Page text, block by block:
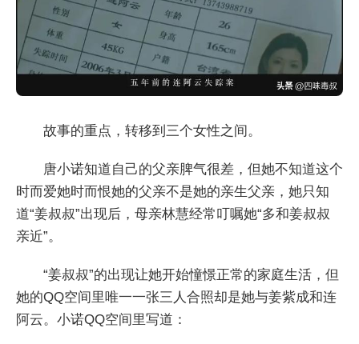
故事的重点，转移到三个女性之间。
唐小诺知道自己的父亲脾气很差，但她不知道这个
时而爱她时而恨她的父亲不是她的亲生父亲，她只知
道“姜叔叔”出现后，母亲林慧经常叮嘱她“多和姜叔叔
亲近”。
“姜叔叔”的出现让她开始憧憬正常的家庭生活，但
她的QQ空间里唯一一张三人合照却是她与姜紫成和连
阿云。小诺QQ空间里写道：